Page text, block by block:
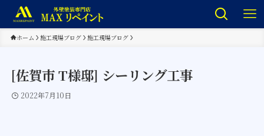
ホーム 施工現場ブログ 施工現場ブログ
[佐賀市 T様邸] シーリング工事
2022年7月10日